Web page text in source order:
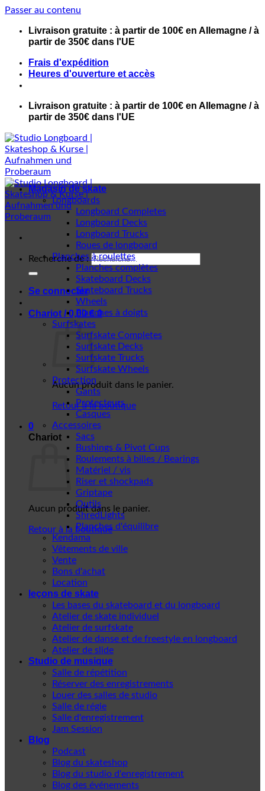
Passer au contenu
Livraison gratuite : à partir de 100€ en Allemagne / à
partir de 350€ dans l'UE
Frais d'expédition
Heures d'ouverture et accès
Livraison gratuite : à partir de 100€ en Allemagne / à
partir de 350€ dans l'UE
Recherche de :
Se connecter
Chariot /0,00€ 0
Aucun produit dans le panier.
Retour à la boutique
0
Chariot
Aucun produit dans le panier.
Retour à la boutique
Magasin de skate
Longboards
Longboard Completes
Longboard Decks
Longboard Trucks
Roues de longboard
Planches à roulettes
Planches complètes
Skateboard Decks
Skateboard Trucks
Wheels
Planches à doigts
Surfskates
Surfskate Completes
Surfskate Decks
Surfskate Trucks
Surfskate Wheels
Protection
Gants
Protecteurs
Casques
Accessoires
Sacs
Bushings & Pivot Cups
Roulements à billes / Bearings
Matériel / vis
Riser et shockpads
Griptape
Outils
ShredLights
Planches d'équilibre
Kendama
Vêtements de ville
Vente
Bons d'achat
Location
leçons de skate
Les bases du skateboard et du longboard
Atelier de skate individuel
Atelier de surfskate
Atelier de danse et de freestyle en longboard
Atelier de slide
Studio de musique
Salle de répétition
Réserver des enregistrements
Louer des salles de studio
Salle de régie
Salle d'enregistrement
Jam Session
Blog
Podcast
Blog du skateshop
Blog du studio d'enregistrement
Blog des événements